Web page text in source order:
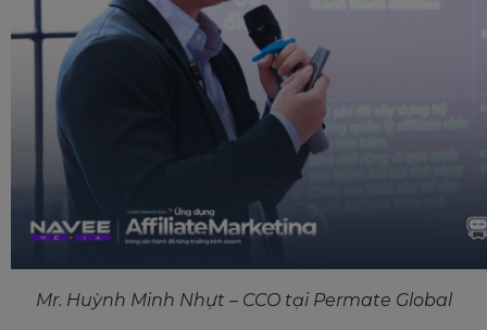
Mr. Huỳnh Minh Nhựt – CCO tại Permate Global